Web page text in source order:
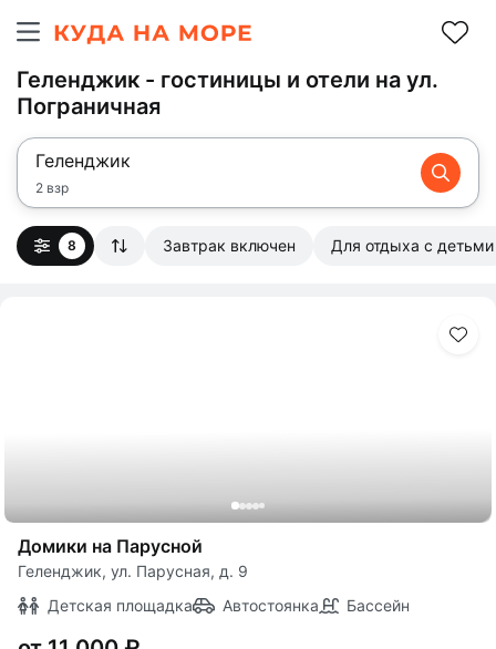
Геленджик - гостиницы и отели на ул.
Пограничная
Геленджик
2 взр
8 Завтрак включен Для отдыха с детьми
Домики на Парусной
Геленджик, ул. Парусная, д. 9
Детская площадка
Автостоянка Бассейн